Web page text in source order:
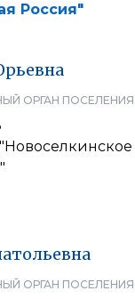
Россия"
ОРГАН ПОСЕЛЕНИЯ
ОРГАН ПОСЕЛЕНИЯ